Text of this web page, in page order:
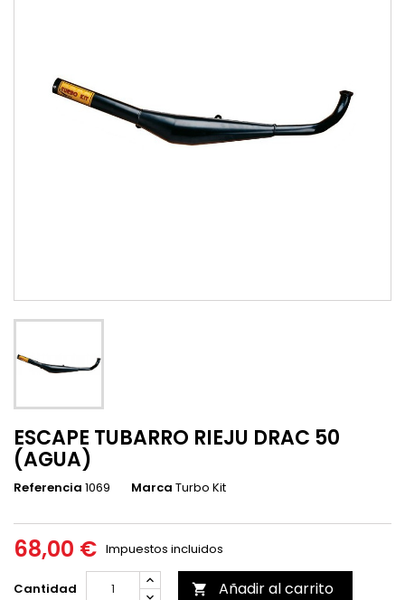
ESCAPE TUBARRO RIEJU DRAC 50
(AGUA)
Referencia 1069 Marca Turbo Kit
68,00 € Impuestos incluidos
Cantidad  Añadir al carrito